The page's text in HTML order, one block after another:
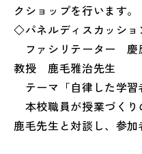
クショップを行います。
◇パネルディスカッショ
ファシリテーター 慶
教授 鹿毛雅治先生
テーマ「自律した学習
本校職員が授業づくり
鹿毛先生と対談し、参加